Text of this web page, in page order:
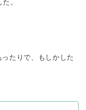
。
たりで、もしかした